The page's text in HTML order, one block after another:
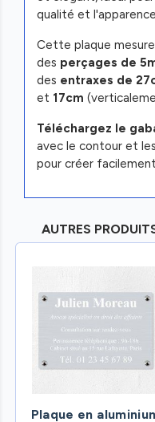
qualité et
Cette plaque mesure
des perçages de
des entraxes de
et 17cm
Téléchargez le
avec le contour et
pour créer
AUTRES
Plaque en